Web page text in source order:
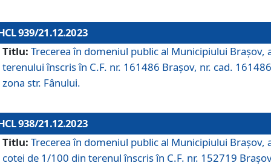
939/21.12.2023
Titlu: Trecerea în domeniul public al Municipiului Braşov,
terenului înscris în C.F. nr. 161486 Brașov, nr. cad.
zona str. Fânului.
938/21.12.2023
Titlu: Trecerea în domeniul public al Municipiului Braşov,
cotei de 1/100 din terenul înscris în C.F. nr. 152719